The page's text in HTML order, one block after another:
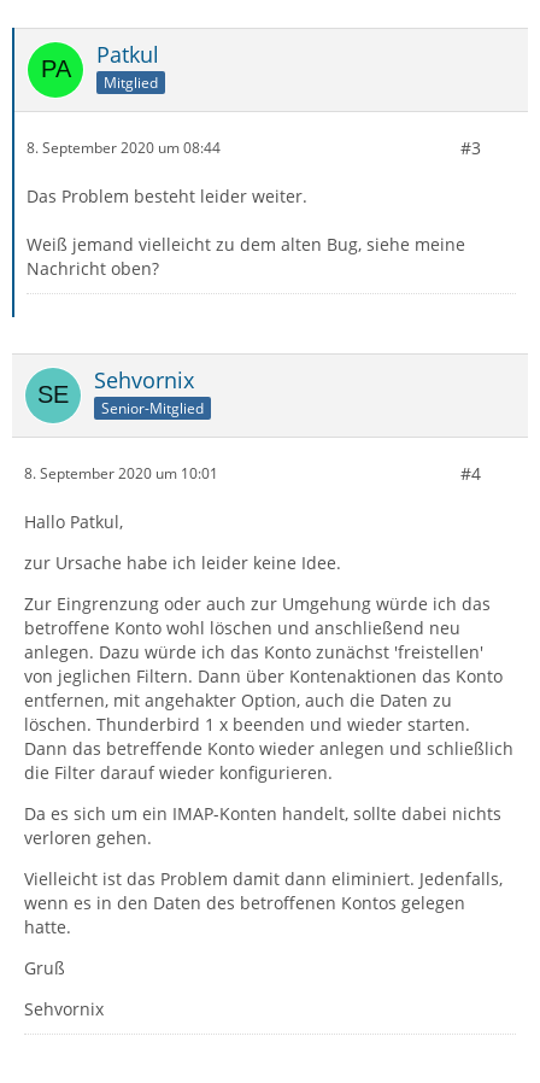
Patkul
Mitglied
8. September 2020 um 08:44 #3
Das Problem besteht leider weiter.
Weiß jemand vielleicht zu dem alten Bug, siehe meine
Nachricht oben?
Sehvornix
Senior-Mitglied
8. September 2020 um 10:01 #4
Hallo Patkul,
zur Ursache habe ich leider keine Idee.
Zur Eingrenzung oder auch zur Umgehung würde ich das
betroffene Konto wohl löschen und anschließend neu
anlegen. Dazu würde ich das Konto zunächst 'freistellen'
von jeglichen Filtern. Dann über Kontenaktionen das Konto
entfernen, mit angehakter Option, auch die Daten zu
löschen. Thunderbird 1 x beenden und wieder starten.
Dann das betreffende Konto wieder anlegen und schließlich
die Filter darauf wieder konfigurieren.
Da es sich um ein IMAP-Konten handelt, sollte dabei nichts
verloren gehen.
Vielleicht ist das Problem damit dann eliminiert. Jedenfalls,
wenn es in den Daten des betroffenen Kontos gelegen
hatte.
Gruß
Sehvornix